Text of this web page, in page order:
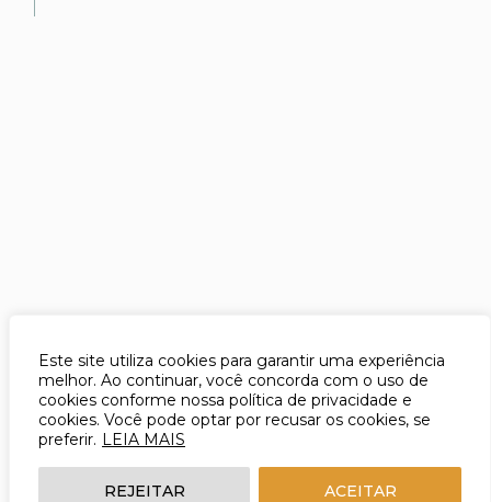
Este site utiliza cookies para garantir uma experiência
melhor. Ao continuar, você concorda com o uso de
cookies conforme nossa política de privacidade e
cookies. Você pode optar por recusar os cookies, se
preferir. LEIA MAIS
REJEITAR ACEITAR